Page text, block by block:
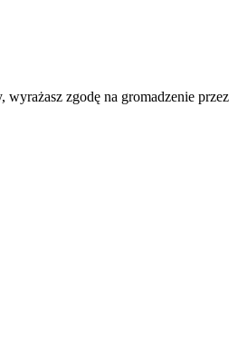
zgodę na gromadzenie przez